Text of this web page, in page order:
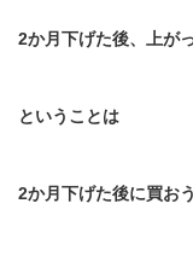
2か月下げた後、上が
ということは
2か月下げた後に買おう